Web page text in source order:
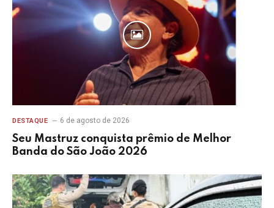
DESTAQUE 6 de agosto de 2026
Seu Mastruz conquista prêmio de Melhor
Banda do São João 2026